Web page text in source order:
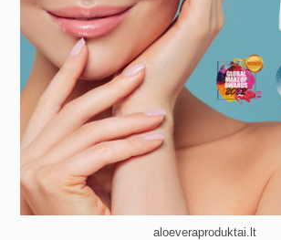
aloeveraproduktai.lt